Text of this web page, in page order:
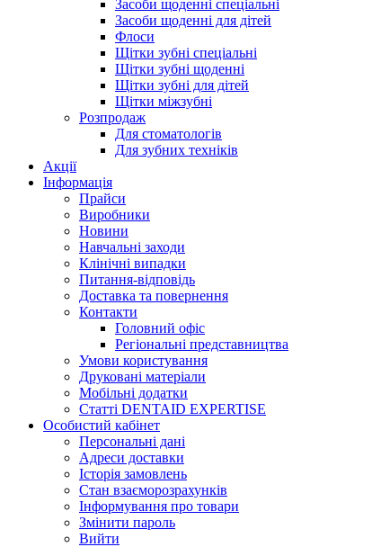
Засоби щоденні спеціальні
Засоби щоденні для дітей
Флоси
Щітки зубні спеціальні
Щітки зубні щоденні
Щітки зубні для дітей
Щітки міжзубні
Розпродаж
Для стоматологів
Для зубних техніків
Акції
Інформація
Прайси
Виробники
Новини
Навчальні заходи
Клінічні випадки
Питання-відповідь
Доставка та повернення
Контакти
Головний офіс
Регіональні представництва
Умови користування
Друковані матеріали
Мобільні додатки
Статті DENTAID EXPERTISE
Особистий кабінет
Персональні дані
Адреси доставки
Історія замовлень
Стан взаєморозрахунків
Інформування про товари
Змінити пароль
Вийти